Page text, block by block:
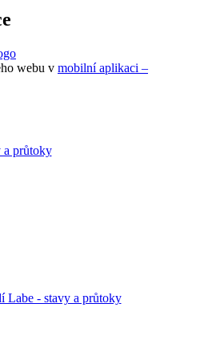
webu v mobilní aplikaci –
Labe - stavy a průtoky